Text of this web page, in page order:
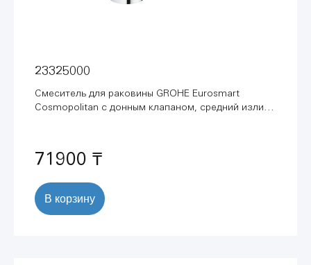
23325000
Смеситель для раковины GROHE Eurosmart
Cosmopolitan с донным клапаном, средний излив,
71900 ₸
В корзину